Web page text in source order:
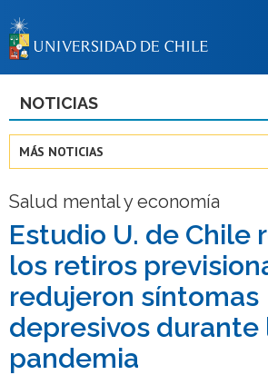
BIBLIOTECAS
Estudiantes
Académicas/os
Funcionarias/os
Egresadas/os
NOTICIAS
MÁS NOTICIAS
Salud mental y economía
Estudio U. de Chile
los retiros
redujeron síntomas
depresivos durante
pandemia